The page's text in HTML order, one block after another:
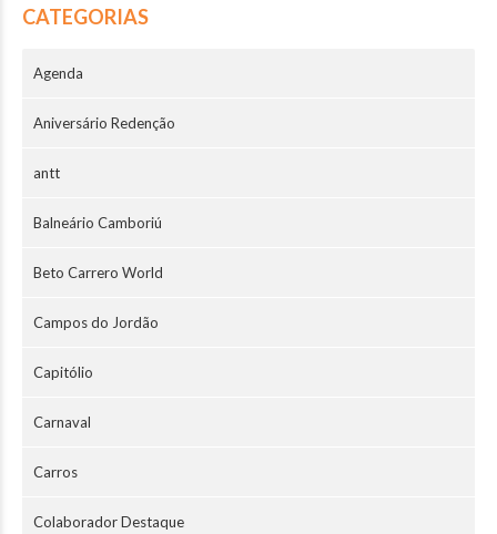
CATEGORIAS
Agenda
Aniversário Redenção
antt
Balneário Camboriú
Beto Carrero World
Campos do Jordão
Capitólio
Carnaval
Carros
Colaborador Destaque